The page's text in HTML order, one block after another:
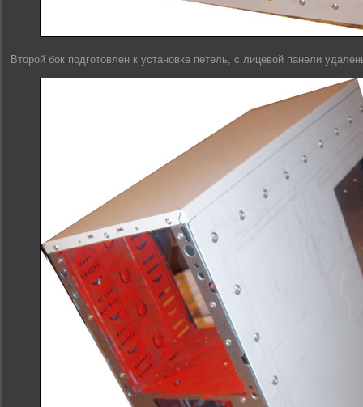
Второй бок подготовлен к установке петель, с лицевой панели